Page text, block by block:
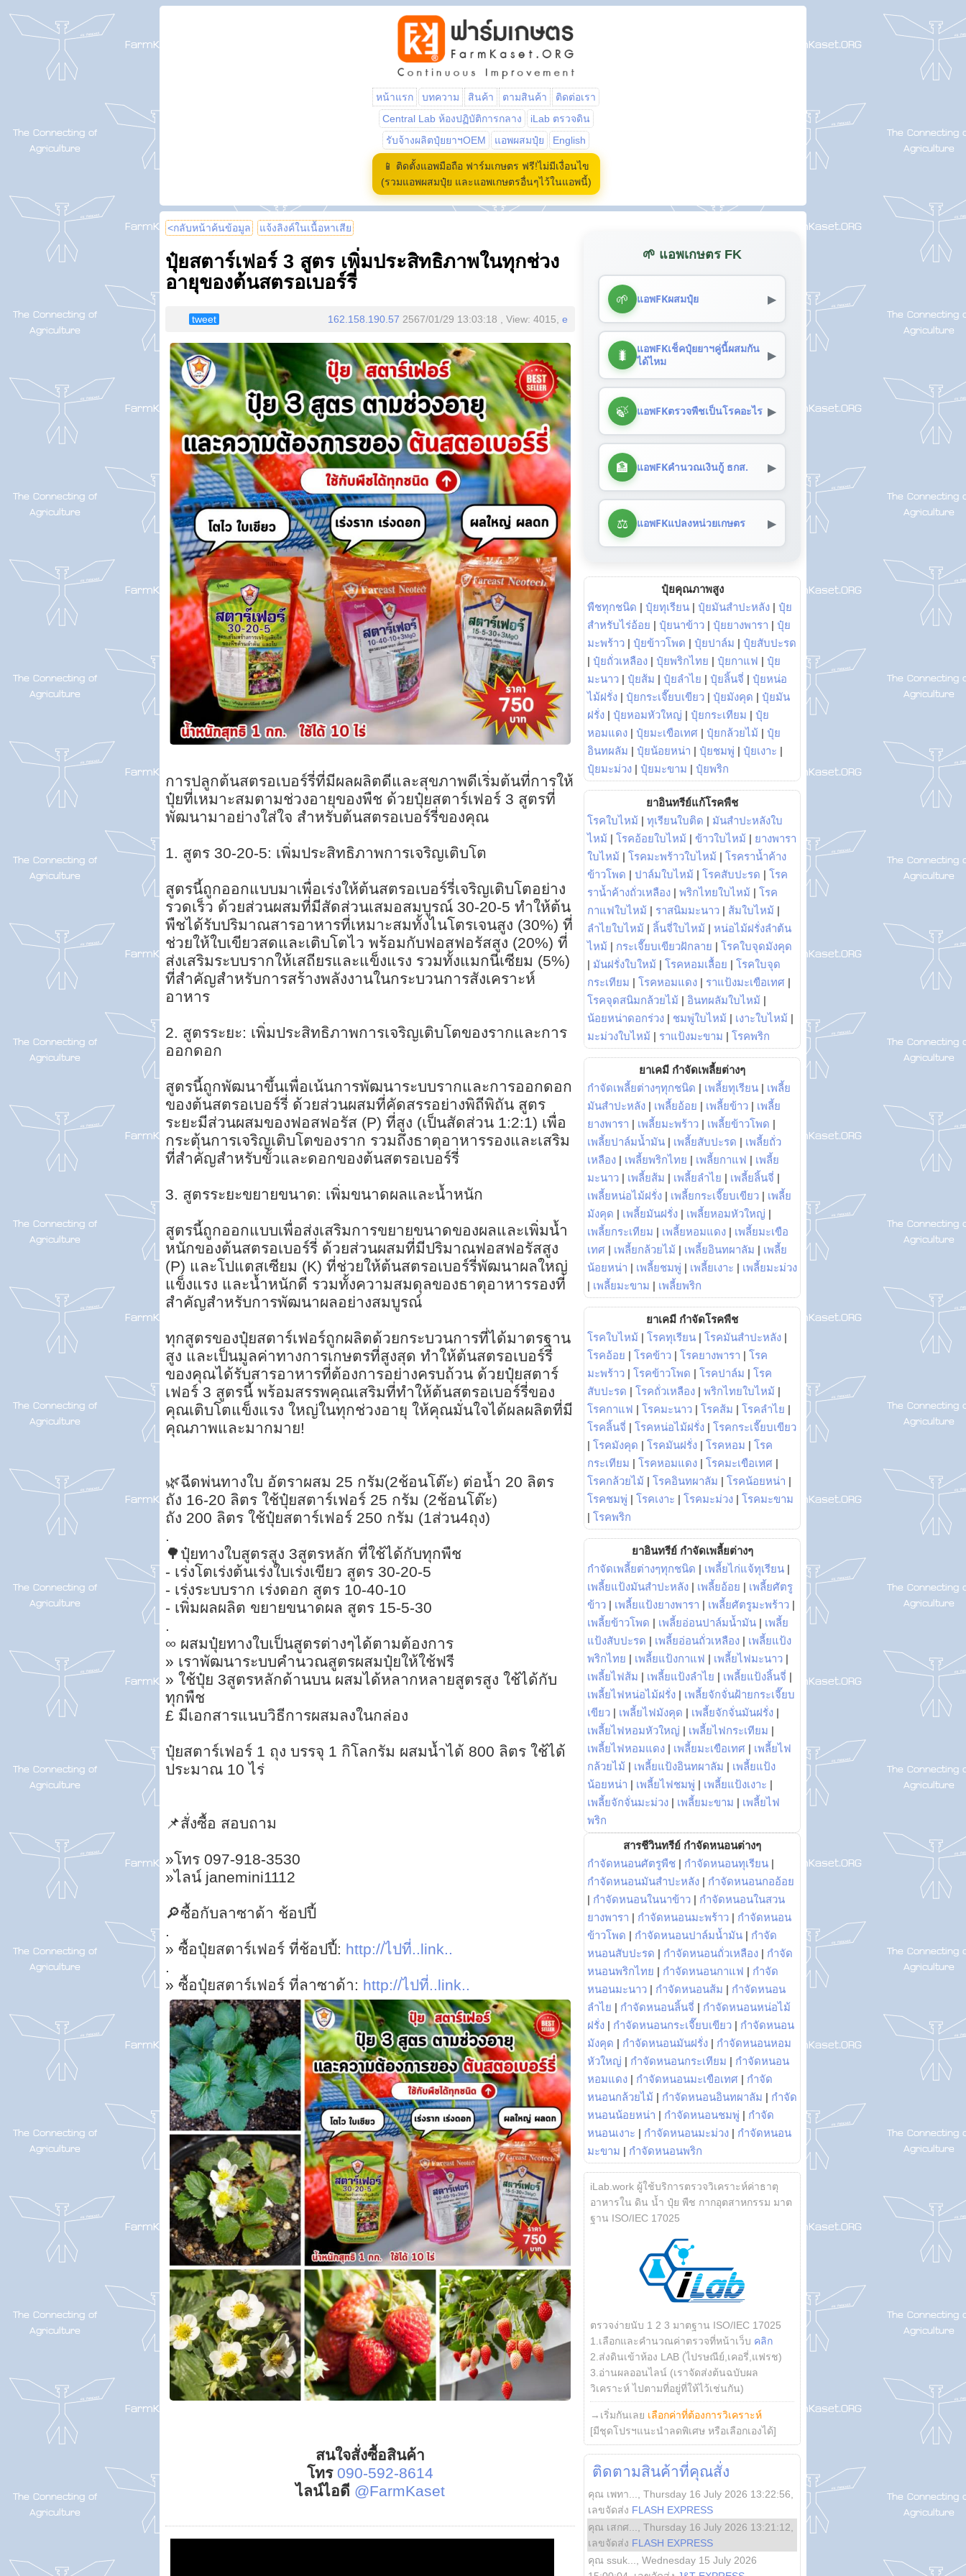
หน้าแรก บทความ สินค้า ตามสินค้า
ติดต่อเรา
Central Lab ห้องปฏิบัติการกลาง
iLab ตรวจดิน
รับจ้างผลิตปุ๋ยยาฯOEM
แอพผสมปุ๋ย English
📱 ติดตั้งแอพมือถือ ฟาร์มเกษตร ฟรี!ไม่มีเงื่อนไข
(รวมแอพผสมปุ๋ย และแอพเกษตรอื่นๆไว้ในแอพนี้)
<กลับหน้าค้นข้อมูล แจ้งลิงค์ในเนื้อหาเสีย
ปุ๋ยสตาร์เฟอร์ 3 สูตร เพิ่มประสิทธิภาพในทุกช่วง
อายุของต้นสตรอเบอร์รี่
tweet 162.158.190.57 2567/01/29 13:03:18 , View: 4015, e
การปลูกต้นสตรอเบอร์รี่ที่มีผลผลิตดีและสุขภาพดีเริ่มต้นที่การให้
ปุ๋ยที่เหมาะสมตามช่วงอายุของพืช ด้วยปุ๋ยสตาร์เฟอร์ 3 สูตรที่
พัฒนามาอย่างใส่ใจ สำหรับต้นสตรอเบอร์รี่ของคุณ
1. สูตร 30-20-5: เพิ่มประสิทธิภาพการเจริญเติบโต
สูตรนี้ถูกออกแบบมาเพื่อเร่งให้ต้นสตรอเบอร์รี่เจริญเติบโตอย่าง
รวดเร็ว ด้วยส่วนผสมที่มีสัดส่วนเสมอสมบูรณ์ 30-20-5 ทำให้ต้น
พืชได้รับปริมาณสารอาหารที่เหมาะสมทั้งไนโตรเจนสูง (30%) ที่
ช่วยให้ใบเขียวสดและเติบโตไว พร้อมกับฟอสฟอรัสสูง (20%) ที่
ส่งเสริมระบบรากให้เสถียรและแข็งแรง รวมทั้งแมกนีเซียม (5%)
ที่สำคัญสำหรับการสร้างพลังงานในกระบวนการสังเคราะห์
อาหาร
2. สูตรระยะ: เพิ่มประสิทธิภาพการเจริญเติบโตของรากและการ
ออกดอก
สูตรนี้ถูกพัฒนาขึ้นเพื่อเน้นการพัฒนาระบบรากและการออกดอก
ของต้นสตรอเบอร์รี่ ด้วยส่วนผสมที่คัดสรรอย่างพิถีพิถัน สูตร
ระยะมีส่วนผสมของฟอสฟอรัส (P) ที่สูง (เป็นสัดส่วน 1:2:1) เพื่อ
กระตุ้นการเจริญเติบโตของราก รวมถึงธาตุอาหารรองและเสริม
ที่สำคัญสำหรับขั้วและดอกของต้นสตรอเบอร์รี่
3. สูตรระยะขยายขนาด: เพิ่มขนาดผลและน้ำหนัก
สูตรนี้ถูกออกแบบเพื่อส่งเสริมการขยายขนาดของผลและเพิ่มน้ำ
หนักของต้นสตรอเบอร์รี่ ด้วยส่วนผสมที่มีปริมาณฟอสฟอรัสสูง
(P) และโปแตสเซียม (K) ที่ช่วยให้ต้นสตรอเบอร์รี่พัฒนาผลใหญ่
แข็งแรง และน้ำหนักดี รวมทั้งความสมดุลของธาตุอาหารรองที่
สำคัญสำหรับการพัฒนาผลอย่างสมบูรณ์
ทุกสูตรของปุ๋ยสตาร์เฟอร์ถูกผลิตด้วยกระบวนการที่ได้มาตรฐาน
สูง และเป็นมูลค่าทางการเกษตรที่สูงสุด ทำให้ต้นสตรอเบอร์รี่
ของคุณได้รับสารอาหารที่ต้องการอย่างครบถ้วน ด้วยปุ๋ยสตาร์
เฟอร์ 3 สูตรนี้ พร้อมสรรพคุณเสริมที่ทำให้ต้นสตรอเบอร์รี่ของ
คุณเติบโตแข็งแรง ใหญ่ในทุกช่วงอายุ ให้คุณมั่นใจได้ผลผลิตที่มี
คุณภาพและมากมาย!
🌿ฉีดพ่นทางใบ อัตราผสม 25 กรัม(2ช้อนโต๊ะ) ต่อน้ำ 20 ลิตร
ถัง 16-20 ลิตร ใช้ปุ๋ยสตาร์เฟอร์ 25 กรัม (2ช้อนโต๊ะ)
ถัง 200 ลิตร ใช้ปุ๋ยสตาร์เฟอร์ 250 กรัม (1ส่วน4ถุง)
.
🌳ปุ๋ยทางใบสูตรสูง 3สูตรหลัก ที่ใช้ได้กับทุกพืช
- เร่งโตเร่งต้นเร่งใบเร่งเขียว สูตร 30-20-5
- เร่งระบบราก เร่งดอก สูตร 10-40-10
- เพิ่มผลผลิต ขยายขนาดผล สูตร 15-5-30
.
∞ ผสมปุ๋ยทางใบเป็นสูตรต่างๆได้ตามต้องการ
» เราพัฒนาระบบคำนวณสูตรผสมปุ๋ยให้ใช้ฟรี
» ใช้ปุ๋ย 3สูตรหลักด้านบน ผสมได้หลากหลายสูตรสูง ใช้ได้กับ
ทุกพืช
£ มีเอกสารแนบวิธีการผสมลงในกล่อง
ปุ๋ยสตาร์เฟอร์ 1 ถุง บรรจุ 1 กิโลกรัม ผสมน้ำได้ 800 ลิตร ใช้ได้
ประมาณ 10 ไร่
📌สั่งซื้อ สอบถาม
»โทร 097-918-3530
»ไลน์ janemini1112
🔎ซื้อกับลาซาด้า ช้อปปี้
.
» ซื้อปุ๋ยสตาร์เฟอร์ ที่ช้อปปี้: http://ไปที่..link..
.
» ซื้อปุ๋ยสตาร์เฟอร์ ที่ลาซาด้า: http://ไปที่..link..
สนใจสั่งซื้อสินค้า
โทร 090-592-8614
ไลน์ไอดี @FarmKaset
🌱 แอพเกษตร FK
🌱 แอพFKผสมปุ๋ย ▶
🐛
แอพFKเช็คปุ๋ยยาฯคู่นี้ผสมกัน
ได้ไหม
▶
🍃 แอพFKตรวจพืชเป็นโรคอะไร ▶
🏦 แอพFKคำนวณเงินกู้ ธกส. ▶
⚖️ แอพFKแปลงหน่วยเกษตร ▶
ปุ๋ยคุณภาพสูง
พืชทุกชนิด | ปุ๋ยทุเรียน | ปุ๋ยมันสำปะหลัง | ปุ๋ย
สำหรับไร่อ้อย | ปุ๋ยนาข้าว | ปุ๋ยยางพารา | ปุ๋ย
มะพร้าว | ปุ๋ยข้าวโพด | ปุ๋ยปาล์ม | ปุ๋ยสับปะรด
| ปุ๋ยถั่วเหลือง | ปุ๋ยพริกไทย | ปุ๋ยกาแฟ | ปุ๋ย
มะนาว | ปุ๋ยส้ม | ปุ๋ยลำไย | ปุ๋ยลิ้นจี่ | ปุ๋ยหน่อ
ไม้ฝรั่ง | ปุ๋ยกระเจี๊ยบเขียว | ปุ๋ยมังคุด | ปุ๋ยมัน
ฝรั่ง | ปุ๋ยหอมหัวใหญ่ | ปุ๋ยกระเทียม | ปุ๋ย
หอมแดง | ปุ๋ยมะเขือเทศ | ปุ๋ยกล้วยไม้ | ปุ๋ย
อินทผลัม | ปุ๋ยน้อยหน่า | ปุ๋ยชมพู่ | ปุ๋ยเงาะ |
ปุ๋ยมะม่วง | ปุ๋ยมะขาม | ปุ๋ยพริก
ยาอินทรีย์แก้โรคพืช
โรคใบไหม้ | ทุเรียนใบติด | มันสำปะหลังใบ
ไหม้ | โรคอ้อยใบไหม้ | ข้าวใบไหม้ | ยางพารา
ใบไหม้ | โรคมะพร้าวใบไหม้ | โรคราน้ำค้าง
ข้าวโพด | ปาล์มใบไหม้ | โรคสับปะรด | โรค
ราน้ำค้างถั่วเหลือง | พริกไทยใบไหม้ | โรค
กาแฟใบไหม้ | ราสนิมมะนาว | ส้มใบไหม้ |
ลำไยใบไหม้ | ลิ้นจี่ใบไหม้ | หน่อไม้ฝรั่งลำต้น
ไหม้ | กระเจี๊ยบเขียวฝักลาย | โรคใบจุดมังคุด
| มันฝรั่งใบใหม้ | โรคหอมเลื้อย | โรคใบจุด
กระเทียม | โรคหอมแดง | ราแป้งมะเขือเทศ |
โรคจุดสนิมกล้วยไม้ | อินทผลัมใบไหม้ |
น้อยหน่าดอกร่วง | ชมพู่ใบไหม้ | เงาะใบไหม้ |
มะม่วงใบไหม้ | ราแป้งมะขาม | โรคพริก
ยาเคมี กำจัดเพลี้ยต่างๆ
กำจัดเพลี้ยต่างๆทุกชนิด | เพลี้ยทุเรียน | เพลี้ย
มันสำปะหลัง | เพลี้ยอ้อย | เพลี้ยข้าว | เพลี้ย
ยางพารา | เพลี้ยมะพร้าว | เพลี้ยข้าวโพด |
เพลี้ยปาล์มน้ำมัน | เพลี้ยสับปะรด | เพลี้ยถั่ว
เหลือง | เพลี้ยพริกไทย | เพลี้ยกาแฟ | เพลี้ย
มะนาว | เพลี้ยส้ม | เพลี้ยลำไย | เพลี้ยลิ้นจี่ |
เพลี้ยหน่อไม้ฝรั่ง | เพลี้ยกระเจี๊ยบเขียว | เพลี้ย
มังคุด | เพลี้ยมันฝรั่ง | เพลี้ยหอมหัวใหญ่ |
เพลี้ยกระเทียม | เพลี้ยหอมแดง | เพลี้ยมะเขือ
เทศ | เพลี้ยกล้วยไม้ | เพลี้ยอินทผาลัม | เพลี้ย
น้อยหน่า | เพลี้ยชมพู่ | เพลี้ยเงาะ | เพลี้ยมะม่วง
| เพลี้ยมะขาม | เพลี้ยพริก
ยาเคมี กำจัดโรคพืช
โรคใบไหม้ | โรคทุเรียน | โรคมันสำปะหลัง |
โรคอ้อย | โรคข้าว | โรคยางพารา | โรค
มะพร้าว | โรคข้าวโพด | โรคปาล์ม | โรค
สับปะรด | โรคถั่วเหลือง | พริกไทยใบไหม้ |
โรคกาแฟ | โรคมะนาว | โรคส้ม | โรคลำไย |
โรคลิ้นจี่ | โรคหน่อไม้ฝรั่ง | โรคกระเจี๊ยบเขียว
| โรคมังคุด | โรคมันฝรั่ง | โรคหอม | โรค
กระเทียม | โรคหอมแดง | โรคมะเขือเทศ |
โรคกล้วยไม้ | โรคอินทผาลัม | โรคน้อยหน่า |
โรคชมพู่ | โรคเงาะ | โรคมะม่วง | โรคมะขาม
| โรคพริก
ยาอินทรีย์ กำจัดเพลี้ยต่างๆ
กำจัดเพลี้ยต่างๆทุกชนิด | เพลี้ยไก่แจ้ทุเรียน |
เพลี้ยแป้งมันสำปะหลัง | เพลี้ยอ้อย | เพลี้ยศัตรู
ข้าว | เพลี้ยแป้งยางพารา | เพลี้ยศัตรูมะพร้าว |
เพลี้ยข้าวโพด | เพลี้ยอ่อนปาล์มน้ำมัน | เพลี้ย
แป้งสับปะรด | เพลี้ยอ่อนถั่วเหลือง | เพลี้ยแป้ง
พริกไทย | เพลี้ยแป้งกาแฟ | เพลี้ยไฟมะนาว |
เพลี้ยไฟส้ม | เพลี้ยแป้งลำไย | เพลี้ยแป้งลิ้นจี่ |
เพลี้ยไฟหน่อไม้ฝรั่ง | เพลี้ยจักจั่นฝ้ายกระเจี๊ยบ
เขียว | เพลี้ยไฟมังคุด | เพลี้ยจักจั่นมันฝรั่ง |
เพลี้ยไฟหอมหัวใหญ่ | เพลี้ยไฟกระเทียม |
เพลี้ยไฟหอมแดง | เพลี้ยมะเขือเทศ | เพลี้ยไฟ
กล้วยไม้ | เพลี้ยแป้งอินทผาลัม | เพลี้ยแป้ง
น้อยหน่า | เพลี้ยไฟชมพู่ | เพลี้ยแป้งเงาะ |
เพลี้ยจักจั่นมะม่วง | เพลี้ยมะขาม | เพลี้ยไฟ
พริก
สารชีวินทรีย์ กำจัดหนอนต่างๆ
กำจัดหนอนศัตรูพืช | กำจัดหนอนทุเรียน |
กำจัดหนอนมันสำปะหลัง | กำจัดหนอนกออ้อย
| กำจัดหนอนในนาข้าว | กำจัดหนอนในสวน
ยางพารา | กำจัดหนอนมะพร้าว | กำจัดหนอน
ข้าวโพด | กำจัดหนอนปาล์มน้ำมัน | กำจัด
หนอนสับปะรด | กำจัดหนอนถั่วเหลือง | กำจัด
หนอนพริกไทย | กำจัดหนอนกาแฟ | กำจัด
หนอนมะนาว | กำจัดหนอนส้ม | กำจัดหนอน
ลำไย | กำจัดหนอนลิ้นจี่ | กำจัดหนอนหน่อไม้
ฝรั่ง | กำจัดหนอนกระเจี๊ยบเขียว | กำจัดหนอน
มังคุด | กำจัดหนอนมันฝรั่ง | กำจัดหนอนหอม
หัวใหญ่ | กำจัดหนอนกระเทียม | กำจัดหนอน
หอมแดง | กำจัดหนอนมะเขือเทศ | กำจัด
หนอนกล้วยไม้ | กำจัดหนอนอินทผาลัม | กำจัด
หนอนน้อยหน่า | กำจัดหนอนชมพู่ | กำจัด
หนอนเงาะ | กำจัดหนอนมะม่วง | กำจัดหนอน
มะขาม | กำจัดหนอนพริก
iLab.work ผู้ใช้บริการตรวจวิเคราะห์ค่าธาตุ
อาหารใน ดิน น้ำ ปุ๋ย พืช กากอุตสาหกรรม มาต
ฐาน ISO/IEC 17025
ตรวจง่ายนับ 1 2 3 มาตฐาน ISO/IEC 17025
1.เลือกและคำนวณค่าตรวจที่หน้าเว็บ คลิก
2.ส่งดินเข้าห้อง LAB (ไปรษณีย์,เคอรี่,แฟรช)
3.อ่านผลออนไลน์ (เราจัดส่งต้นฉบับผล
วิเคราะห์ ไปตามที่อยู่ที่ให้ไว้เช่นกัน)
→เริ่มกันเลย เลือกค่าที่ต้องการวิเคราะห์
[มีชุดโปรฯแนะนำลดพิเศษ หรือเลือกเองได้]
ติดตามสินค้าที่คุณสั่ง
คุณ เพทา... Thursday 16 July 2026 13:22:56
เลขจัดส่ง FLASH EXPRESS
คุณ เสกศ...
Thursday 16 July 2026 13:21:12
เลขจัดส่ง FLASH EXPRESS
คุณ ssuk...
Wednesday 15 July 2026